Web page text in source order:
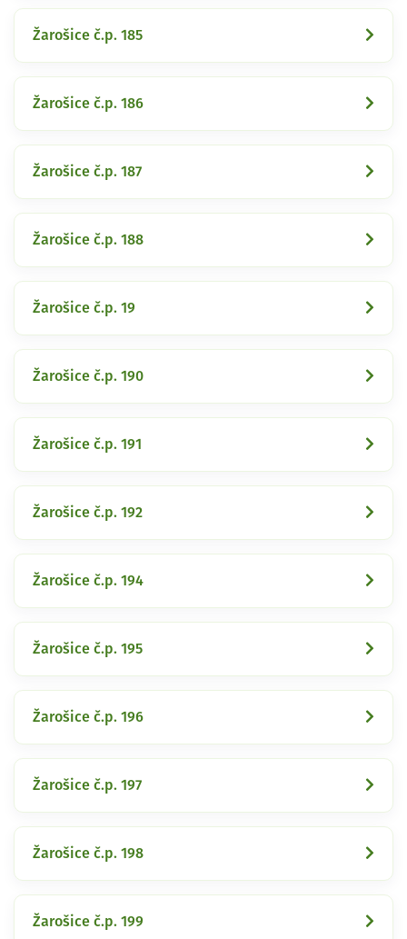
Žarošice č.p. 185
Žarošice č.p. 186
Žarošice č.p. 187
Žarošice č.p. 188
Žarošice č.p. 19
Žarošice č.p. 190
Žarošice č.p. 191
Žarošice č.p. 192
Žarošice č.p. 194
Žarošice č.p. 195
Žarošice č.p. 196
Žarošice č.p. 197
Žarošice č.p. 198
Žarošice č.p. 199